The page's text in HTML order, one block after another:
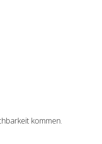
kommen.